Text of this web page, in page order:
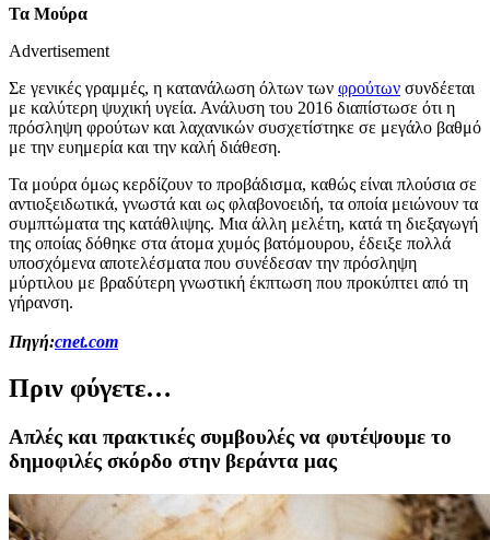
Τα Μούρα
Advertisement
Σε γενικές γραμμές, η κατανάλωση όλτων των φρούτων συνδέεται
με καλύτερη ψυχική υγεία. Ανάλυση του 2016 διαπίστωσε ότι η
πρόσληψη φρούτων και λαχανικών συσχετίστηκε σε μεγάλο βαθμό
με την ευημερία και την καλή διάθεση.
Τα μούρα όμως κερδίζουν το προβάδισμα, καθώς είναι πλούσια σε
αντιοξειδωτικά, γνωστά και ως φλαβονοειδή, τα οποία μειώνουν τα
συμπτώματα της κατάθλιψης. Μια άλλη μελέτη, κατά τη διεξαγωγή
της οποίας δόθηκε στα άτομα χυμός βατόμουρου, έδειξε πολλά
υποσχόμενα αποτελέσματα που συνέδεσαν την πρόσληψη
μύρτιλου με βραδύτερη γνωστική έκπτωση που προκύπτει από τη
γήρανση.
Πηγή:cnet.com
Πριν φύγετε…
Απλές και πρακτικές συμβουλές να φυτέψουμε το
δημοφιλές σκόρδο στην βεράντα μας